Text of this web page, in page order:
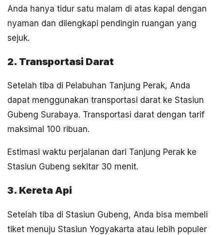
Anda hanya tidur satu malam di atas kapal dengan
nyaman dan dilengkapi pendingin ruangan yang
sejuk.
2. Transportasi Darat
Setelah tiba di Pelabuhan Tanjung Perak, Anda
dapat menggunakan transportasi darat ke Stasiun
Gubeng Surabaya. Transportasi darat dengan tarif
maksimal 100 ribuan.
Estimasi waktu perjalanan dari Tanjung Perak ke
Stasiun Gubeng sekitar 30 menit.
3. Kereta Api
Setelah tiba di Stasiun Gubeng, Anda bisa membeli
tiket menuju Stasiun Yogyakarta atau lebih populer